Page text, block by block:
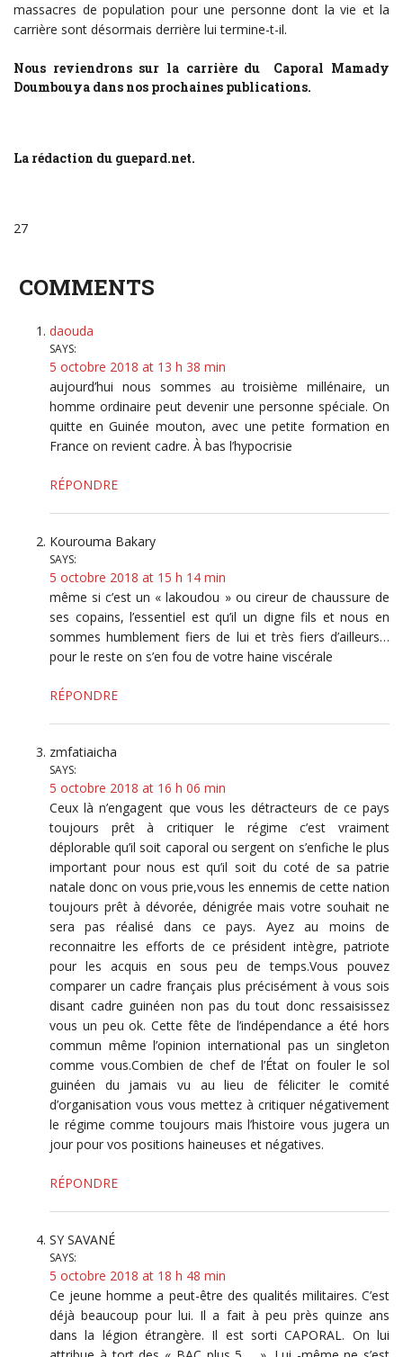
massacres de population pour une personne dont la vie et la
carrière sont désormais derrière lui termine-t-il.
Nous reviendrons sur la carrière du Caporal Mamady
Doumbouya dans nos prochaines publications.
La rédaction du guepard.net.
27
COMMENTS
daouda
SAYS:
5 octobre 2018 at 13 h 38 min
aujourd’hui nous sommes au troisième millénaire, un
homme ordinaire peut devenir une personne spéciale. On
quitte en Guinée mouton, avec une petite formation en
France on revient cadre. À bas l’hypocrisie
RÉPONDRE
Kourouma Bakary
SAYS:
5 octobre 2018 at 15 h 14 min
même si c’est un « lakoudou » ou cireur de chaussure de
ses copains, l’essentiel est qu’il un digne fils et nous en
sommes humblement fiers de lui et très fiers d’ailleurs…
pour le reste on s’en fou de votre haine viscérale
RÉPONDRE
zmfatiaicha
SAYS:
5 octobre 2018 at 16 h 06 min
Ceux là n’engagent que vous les détracteurs de ce pays
toujours prêt à critiquer le régime c’est vraiment
déplorable qu’il soit caporal ou sergent on s’enfiche le plus
important pour nous est qu’il soit du coté de sa patrie
natale donc on vous prie,vous les ennemis de cette nation
toujours prêt à dévorée, dénigrée mais votre souhait ne
sera pas réalisé dans ce pays. Ayez au moins de
reconnaitre les efforts de ce président intègre, patriote
pour les acquis en sous peu de temps.Vous pouvez
comparer un cadre français plus précisément à vous sois
disant cadre guinéen non pas du tout donc ressaisissez
vous un peu ok. Cette fête de l’indépendance a été hors
commun même l’opinion international pas un singleton
comme vous.Combien de chef de l’État on fouler le sol
guinéen du jamais vu au lieu de féliciter le comité
d’organisation vous vous mettez à critiquer négativement
le régime comme toujours mais l’histoire vous jugera un
jour pour vos positions haineuses et négatives.
RÉPONDRE
SY SAVANÉ
SAYS:
5 octobre 2018 at 18 h 48 min
Ce jeune homme a peut-être des qualités militaires. C’est
déjà beaucoup pour lui. Il a fait à peu près quinze ans
dans la légion étrangère. Il est sorti CAPORAL. On lui